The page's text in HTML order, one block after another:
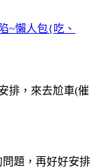
~懶人包{吃、
排，來去尬車(催
題，再好好安排